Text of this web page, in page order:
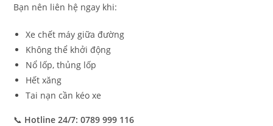
Bạn nên liên hệ ngay khi:
Xe chết máy giữa đường
Không thể khởi động
Nổ lốp, thủng lốp
Hết xăng
Tai nạn cần kéo xe
📞 Hotline 24/7: 0789 999 116